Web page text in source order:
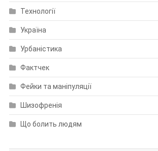
Технології
Україна
Урбаністика
Фактчек
Фейки та маніпуляції
Шизофренія
Що болить людям